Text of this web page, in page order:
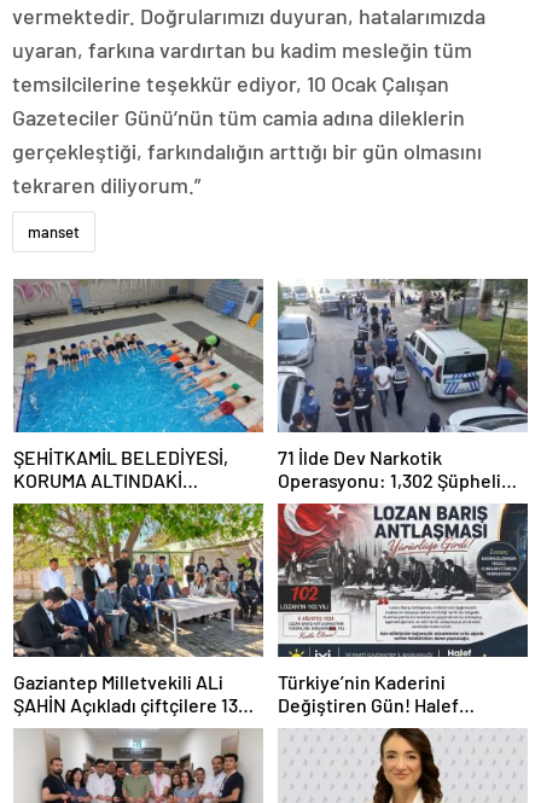
vermektedir. Doğrularımızı duyuran, hatalarımızda
uyaran, farkına vardırtan bu kadim mesleğin tüm
temsilcilerine teşekkür ediyor, 10 Ocak Çalışan
Gazeteciler Günü’nün tüm camia adına dileklerin
gerçekleştiği, farkındalığın arttığı bir gün olmasını
tekraren diliyorum.”
manset
ŞEHİTKAMİL BELEDİYESİ,
KORUMA ALTINDAKİ
ÇOCUKLARI SPORLA
BULUŞTURUYOR
71 İlde Dev Narkotik
Operasyonu: 1,302 Şüpheli
Yakalandı, 844 Tutuklama
Gaziantep Milletvekili ALi
ŞAHİN Açıkladı çiftçilere 132
Milyon TL acil destek!
Türkiye’nin Kaderini
Değiştiren Gün! Halef
Bilgiç’ten Lozan’ın Yıl
Dönümünde Anlamlı Mesaj!